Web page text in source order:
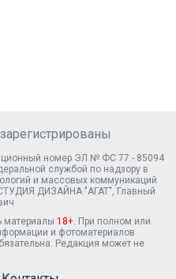
номер ЭЛ № ФС 77 - 85094
службой по надзору в
и массовых коммуникаций
ДИЗАЙНА "АГАТ", Главный
материалы 18+ . При полном или
и фотоматериалов
Редакция может не